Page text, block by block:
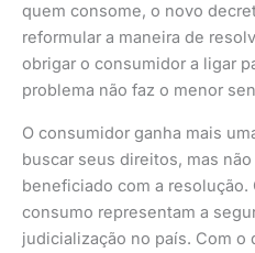
quem consome, o novo
reformular a maneira de
obrigar o consumidor a ligar
problema não faz o menor
O consumidor ganha mais
buscar seus direitos, mas
beneficiado com a resolução.
consumo representam a
judicialização no país. Com